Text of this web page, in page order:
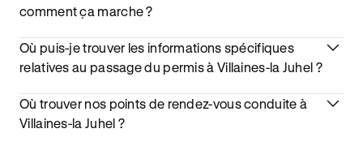
comment ça marche ?
Où puis-je trouver les informations spécifiques
relatives au passage du permis à Villaines-la Juhel ?
Où trouver nos points de rendez-vous conduite à
Villaines-la Juhel ?